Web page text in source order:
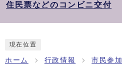
住民票などのコンビニ交付
現在位置
ホーム 行政情報 市民参加